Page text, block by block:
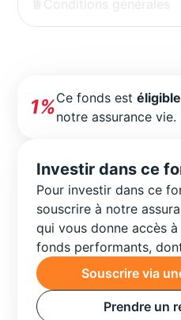
Conditions générales
1%Ce fonds est
notre assurance vie.
Investir dans ce
Pour investir dans ce
souscrire à notre
qui vous donne accès
fonds performants,
Souscrire via
Prendre un